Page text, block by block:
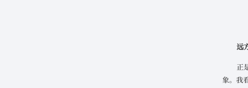
远
正
象。我